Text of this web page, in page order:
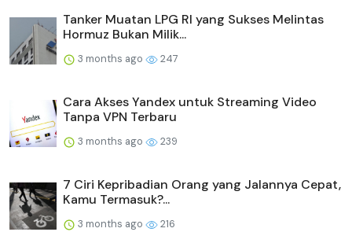
Tanker Muatan LPG RI yang Sukses Melintas
Hormuz Bukan Milik...
3 months ago 247
Cara Akses Yandex untuk Streaming Video
Tanpa VPN Terbaru
3 months ago 239
7 Ciri Kepribadian Orang yang Jalannya Cepat,
Kamu Termasuk?...
3 months ago 216